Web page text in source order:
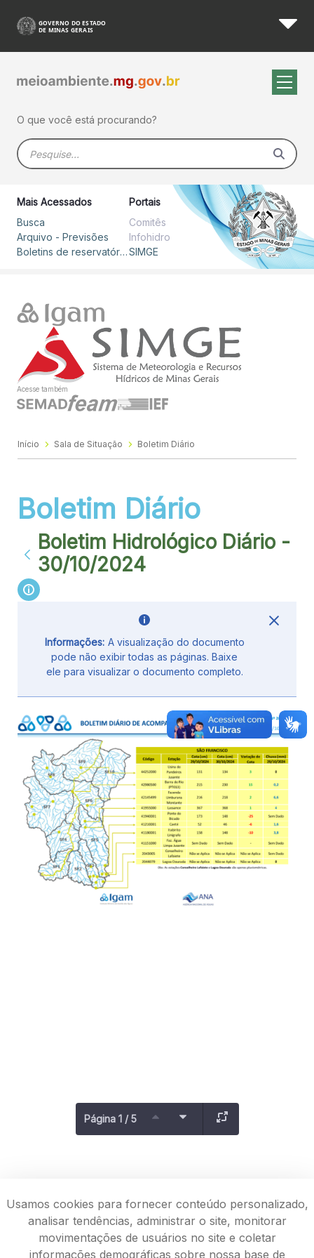
Pular para o Conteúdo principal
Boletim Diário - SIMGE
O que você está procurando?
Barra de busca
Mais Acessados
Busca
Arquivo - Previsões
Boletins de reservatórios
Portais
Comitês
Infohidro
SIMGE
Acesse também
Início Sala de Situação Boletim Diário
Boletim Diário
Boletim Hidrológico Diário -
30/10/2024
Informações: A visualização do documento
pode não exibir todas as páginas. Baixe
ele para visualizar o documento completo.
Página 1 / 5
Usamos cookies para fornecer conteúdo personalizado,
analisar tendências, administrar o site, monitorar
movimentações de usuários no site e coletar
informações demográficas sobre nossa base de